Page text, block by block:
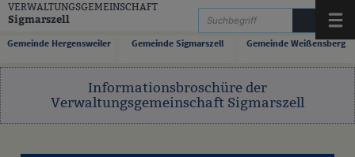
Zum Inhalt,zur Navigationoderzur Startseite springen.
VERWALTUNGSGEMEINSCHAFT
Sigmarszell
Gemeinde Hergensweiler Gemeinde Sigmarszell Gemeinde Weißensberg
Informationsbroschüre der
Verwaltungsgemeinschaft Sigmarszell